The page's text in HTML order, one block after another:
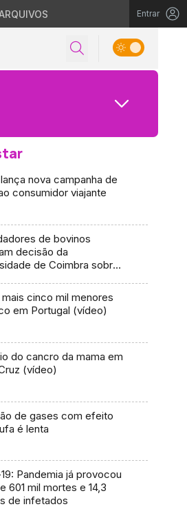
Entrar
nova campanha de
consumidor viajante
de bovinos
decisão da
de Coimbra sobre
mais cinco mil menores
em Portugal (vídeo)
do cancro da mama em
(vídeo)
de gases com efeito
é lenta
Pandemia já provocou
601 mil mortes e 14,3
de infetados